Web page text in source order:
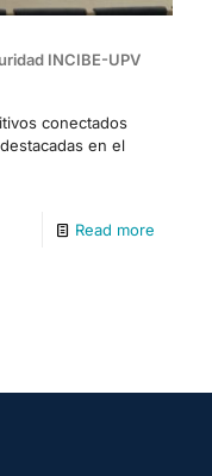
INCIBE-UPV
conectados
en el
Read more